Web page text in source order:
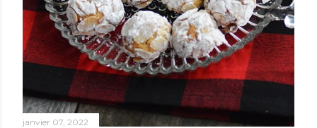
janvier 07, 2022